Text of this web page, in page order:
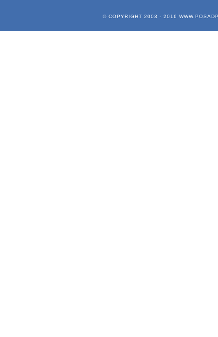
© COPYRIGHT 2003 - 2016